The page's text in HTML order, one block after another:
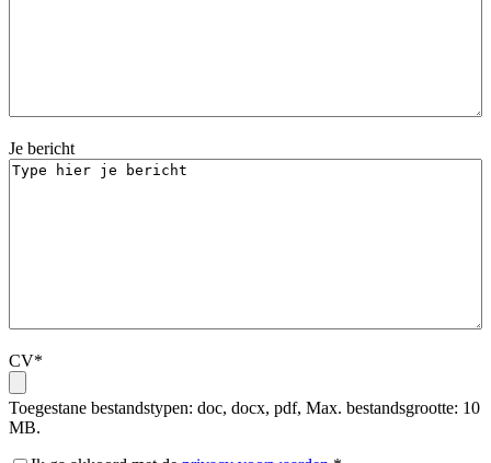
Je bericht
CV*
Toegestane bestandstypen: doc, docx, pdf, Max. bestandsgrootte: 10
MB.